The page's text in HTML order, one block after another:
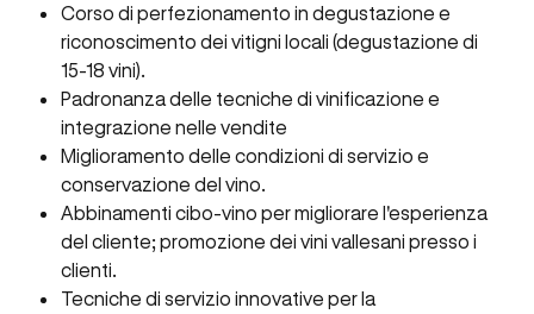
Corso di perfezionamento in degustazione e
riconoscimento dei vitigni locali (degustazione di
15-18 vini).
Padronanza delle tecniche di vinificazione e
integrazione nelle vendite
Miglioramento delle condizioni di servizio e
conservazione del vino.
Abbinamenti cibo-vino per migliorare l'esperienza
del cliente; promozione dei vini vallesani presso i
clienti.
Tecniche di servizio innovative per la